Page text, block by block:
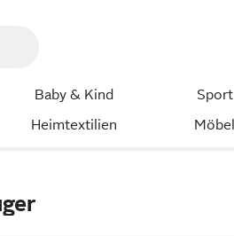
Baby & Kind Sport
Heimtextilien Möbel